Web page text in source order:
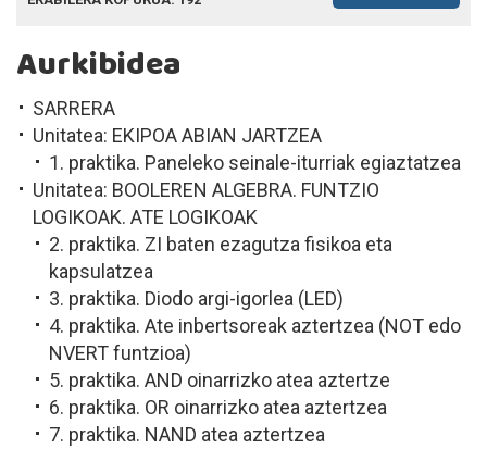
Aurkibidea
SARRERA
Unitatea: EKIPOA ABIAN JARTZEA
1. praktika. Paneleko seinale-iturriak egiaztatzea
Unitatea: BOOLEREN ALGEBRA. FUNTZIO
LOGIKOAK. ATE LOGIKOAK
2. praktika. ZI baten ezagutza fisikoa eta
kapsulatzea
3. praktika. Diodo argi-igorlea (LED)
4. praktika. Ate inbertsoreak aztertzea (NOT edo
NVERT funtzioa)
5. praktika. AND oinarrizko atea aztertze
6. praktika. OR oinarrizko atea aztertzea
7. praktika. NAND atea aztertzea